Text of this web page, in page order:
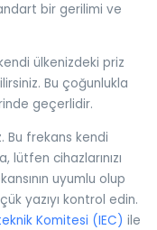
bir gerilimi ve
ülkenizdeki priz
Bu çoğunlukla
geçerlidir.
Bu frekans kendi
lütfen cihazlarınızı
uyumlu olup
yazıyı kontrol edin.
Komitesi (IEC) ile